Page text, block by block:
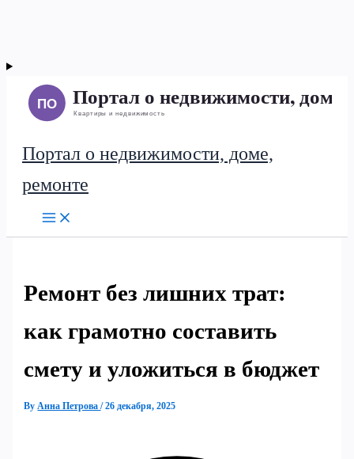
Портал о недвижимости, доме,
ремонте
Ремонт без лишних трат:
как грамотно составить
смету и уложиться в бюджет
ByАнна Петрова/26 декабря, 2025